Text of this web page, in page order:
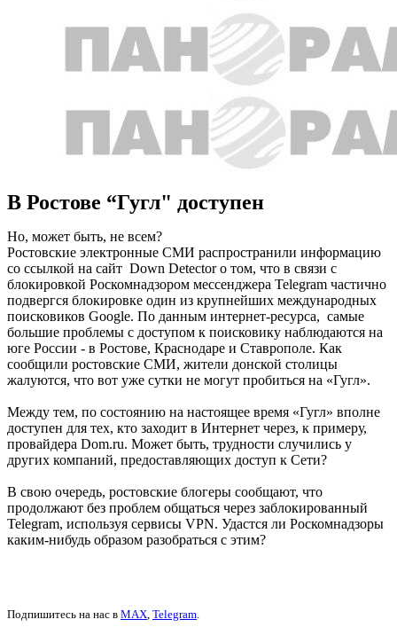
В Ростове “Гугл" доступен
Но, может быть, не всем?
Ростовские электронные СМИ распространили информацию
со ссылкой на сайт Down Detector о том, что в связи с
блокировкой Роскомнадзором мессенджера Telegram частично
подвергся блокировке один из крупнейших международных
поисковиков Google. По данным интернет-ресурса, самые
большие проблемы с доступом к поисковику наблюдаются на
юге России - в Ростове, Краснодаре и Ставрополе. Как
сообщили ростовские СМИ, жители донской столицы
жалуются, что вот уже сутки не могут пробиться на «Гугл».
Между тем, по состоянию на настоящее время «Гугл» вполне
доступен для тех, кто заходит в Интернет через, к примеру,
провайдера Dom.ru. Может быть, трудности случились у
других компаний, предоставляющих доступ к Сети?
В свою очередь, ростовские блогеры сообщают, что
продолжают без проблем общаться через заблокированный
Telegram, используя сервисы VPN. Удастся ли Роскомнадзоры
каким-нибудь образом разобраться с этим?
Подпишитесь на нас в MAX, Telegram.